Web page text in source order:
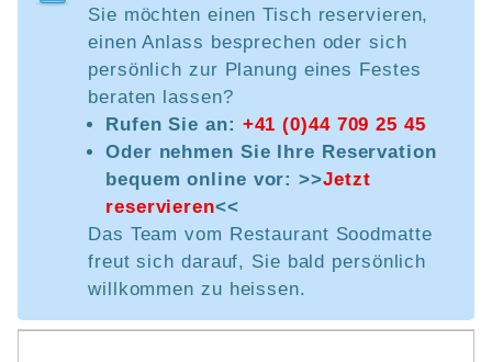
Sie möchten einen Tisch reservieren,
einen Anlass besprechen oder sich
persönlich zur Planung eines Festes
beraten lassen?
Rufen Sie an: +41 (0)44 709 25 45
Oder nehmen Sie Ihre Reservation
bequem online vor: >>Jetzt
reservieren<<
Das Team vom Restaurant Soodmatte
freut sich darauf, Sie bald persönlich
willkommen zu heissen.